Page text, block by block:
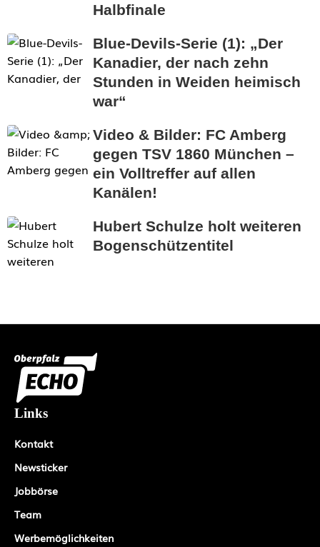
Halbfinale
Blue-Devils-Serie (1): „Der
Kanadier, der nach zehn
Stunden in Weiden heimisch
war“
Video & Bilder: FC Amberg
gegen TSV 1860 München –
ein Volltreffer auf allen
Kanälen!
Hubert Schulze holt weiteren
Bogenschützentitel
Links
Kontakt
Newsticker
Jobbörse
Team
Werbemöglichkeiten